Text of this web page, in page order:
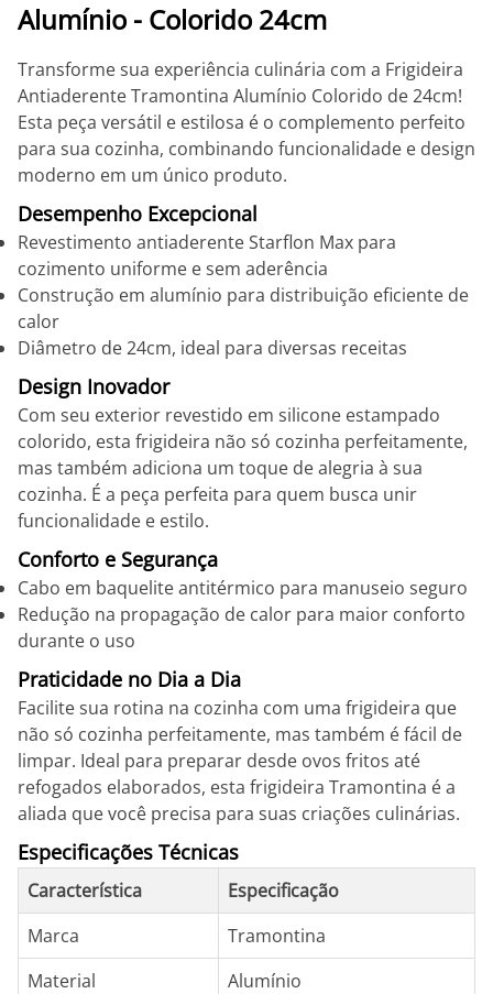
Alumínio - Colorido 24cm
Transforme sua experiência culinária com a Frigideira
Antiaderente Tramontina Alumínio Colorido de 24cm!
Esta peça versátil e estilosa é o complemento perfeito
para sua cozinha, combinando funcionalidade e design
moderno em um único produto.
Desempenho Excepcional
Revestimento antiaderente Starflon Max para
cozimento uniforme e sem aderência
Construção em alumínio para distribuição eficiente de
calor
Diâmetro de 24cm, ideal para diversas receitas
Design Inovador
Com seu exterior revestido em silicone estampado
colorido, esta frigideira não só cozinha perfeitamente,
mas também adiciona um toque de alegria à sua
cozinha. É a peça perfeita para quem busca unir
funcionalidade e estilo.
Conforto e Segurança
Cabo em baquelite antitérmico para manuseio seguro
Redução na propagação de calor para maior conforto
durante o uso
Praticidade no Dia a Dia
Facilite sua rotina na cozinha com uma frigideira que
não só cozinha perfeitamente, mas também é fácil de
limpar. Ideal para preparar desde ovos fritos até
refogados elaborados, esta frigideira Tramontina é a
aliada que você precisa para suas criações culinárias.
Especificações Técnicas
Característica
Especificação
Marca
Tramontina
Material
Alumínio